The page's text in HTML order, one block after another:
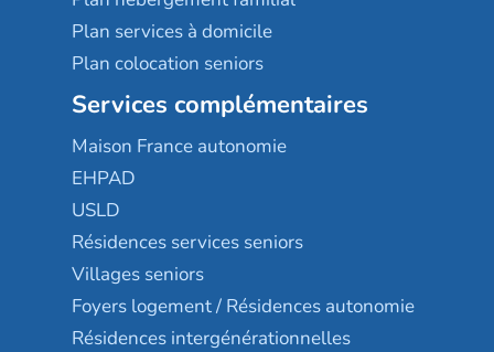
Plan services à domicile
Plan colocation seniors
Services complémentaires
Maison France autonomie
EHPAD
USLD
Résidences services seniors
Villages seniors
Foyers logement / Résidences autonomie
Résidences intergénérationnelles